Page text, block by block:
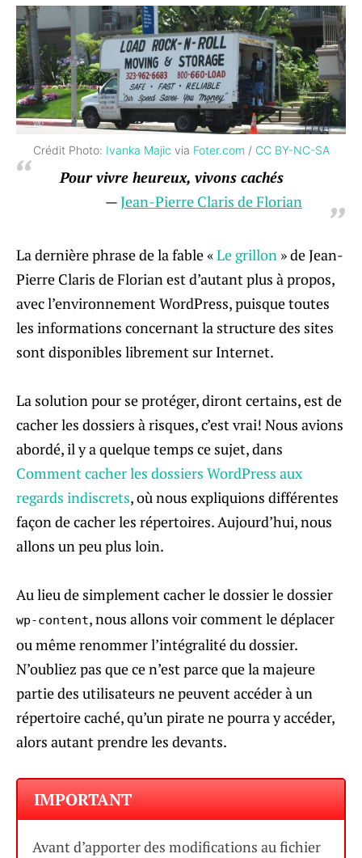
Crédit Photo: Ivanka Majic via Foter.com / CC BY-NC-SA
Pour vivre heureux, vivons cachés
Jean-Pierre Claris de Florian
La dernière phrase de la fable «Le grillon » de Jean-
Pierre Claris de Florian est d’autant plus à propos,
avec l’environnement WordPress, puisque toutes
les informations concernant la structure des sites
sont disponibles librement sur Internet.
La solution pour se protéger, diront certains, est de
cacher les dossiers à risques, c’est vrai! Nous avions
abordé, il y a quelque temps ce sujet, dans
Comment cacher les dossiers WordPress aux
regards indiscrets, où nous expliquions différentes
façon de cacher les répertoires. Aujourd’hui, nous
allons un peu plus loin.
Au lieu de simplement cacher le dossier le dossier
wp-content, nous allons voir comment le déplacer
ou même renommer l’intégralité du dossier.
N’oubliez pas que ce n’est parce que la majeure
partie des utilisateurs ne peuvent accéder à un
répertoire caché, qu’un pirate ne pourra y accéder,
alors autant prendre les devants.
IMPORTANT
Avant d’apporter des modifications au fichier